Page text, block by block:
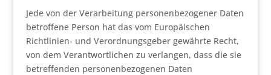
Jede von der Verarbeitung personenbezogener Daten
betroffene Person hat das vom Europäischen
Richtlinien- und Verordnungsgeber gewährte Recht,
von dem Verantwortlichen zu verlangen, dass die sie
betreffenden personenbezogenen Daten